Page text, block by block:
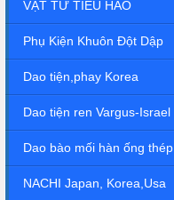
VẬT TƯ TIÊU HAO
Phụ Kiện Khuôn Đột Dập
Dao tiện,phay Korea
Dao tiện ren Vargus-Israel
Dao bào mối hàn ống thép.
NACHI Japan, Korea,Usa